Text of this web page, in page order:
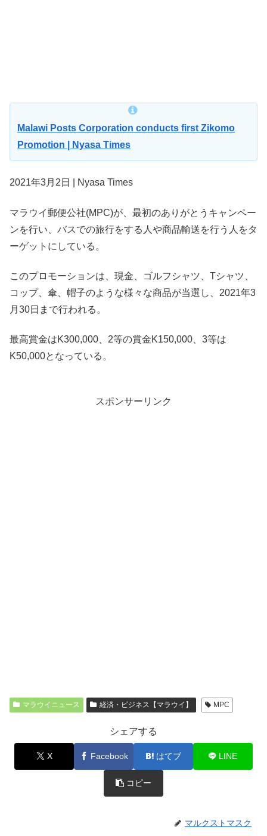
Malawi Posts Corporation conducts first Zikomo
Promotion | Nyasa Times
2021年3月2日 | Nyasa Times
マラウイ郵便公社(MPC)が、最初のありがとうキャンペー
ンを行い、バスでの旅行をする人や商品輸送を行う人をタ
ーゲットにしている。
このプロモーションは、現金、ゴルフシャツ、Tシャツ、
コップ、傘、帽子のような様々な商品が当選し、2021年3
月30日まで行われる。
最高賞金はK300,000、2等の賞金K150,000、3等は
K50,000となっている。
スポンサーリンク
マラウイニュース 経済・ビジネス【マラウイ】 MPC
シェアする
X Facebook はてブ LINE
コピー
マルクストマスク